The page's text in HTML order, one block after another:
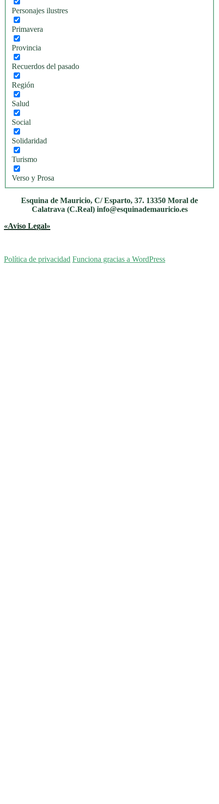
Personajes ilustres
Primavera
Provincia
Recuerdos del pasado
Región
Salud
Social
Solidaridad
Turismo
Verso y Prosa
Esquina de Mauricio, C/ Esparto, 37. 13350 Moral de
Calatrava (C.Real) info@esquinademauricio.es
«Aviso Legal»
Política de privacidad Funciona gracias a WordPress